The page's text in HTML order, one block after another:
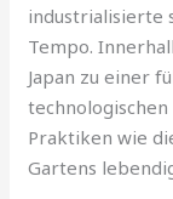
industrialisierte
Tempo.
Japan zu einer
Praktiken wie
Gartens